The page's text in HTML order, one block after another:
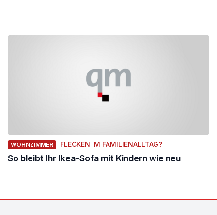
WOHNZIMMER FLECKEN IM FAMILIENALLTAG?
So bleibt Ihr Ikea-Sofa mit Kindern wie neu